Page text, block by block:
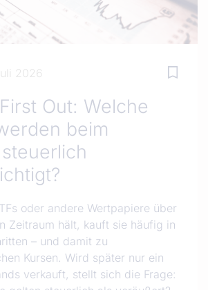
2026
Out: Welche
beim
oder andere Wertpapiere über
Zeitraum hält, kauft sie häufig in
– und damit zu
Kursen. Wird später nur ein
verkauft, stellt sich die Frage: